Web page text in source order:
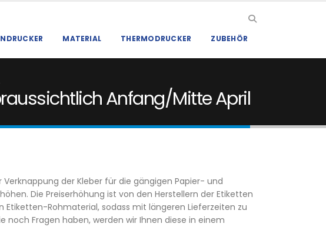
MATERIAL THERMODRUCKER ZUBEHÖR
Anfang/Mitte April
der Kleber für die gängigen Papier- und
Die Preiserhöhung ist von den Herstellern der Etiketten
Rohmaterial, sodass mit längeren Lieferzeiten zu
noch Fragen haben, werden wir Ihnen diese in einem